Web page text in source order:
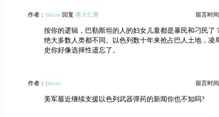
作者： jincao 回复 蒋大仁勇 留言时
按你的逻辑，巴勒斯坦的人的妇女儿童都是暴民和刁民了
绝大多数人类都不同。以色列数十年来抢占巴人土地，凌
史你好像选择性遗忘了。
作者： jincao 留言时
美军最近继续支援以色列武器弹药的新闻你也不知吗?